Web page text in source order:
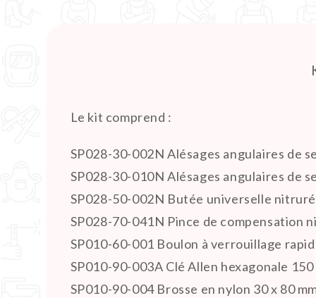
Le kit comprend :
SP028-30-002N Alésages angulaires
SP028-30-010N Alésages angulaires de
SP028-50-002N Butée universelle
SP028-70-041N Pince de compensation
SP010-60-001 Boulon à verrouillage
SP010-90-003A Clé Allen hexagonale 150
SP010-90-004 Brosse en nylon 30 x 80